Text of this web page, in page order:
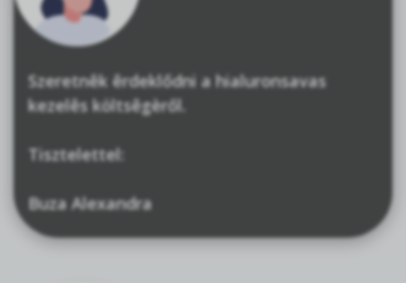
Szeretnêk êrdeklődni a hialuronsavas
kezelês költsêgèről.
Tisztelettel:
Buza Alexandra